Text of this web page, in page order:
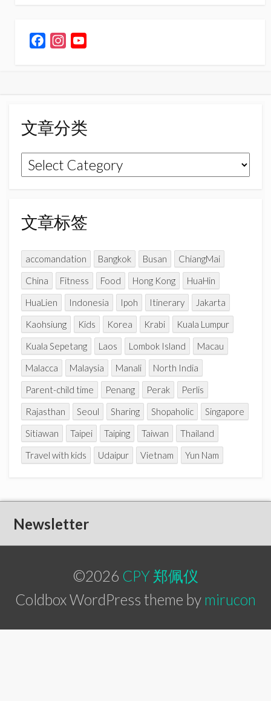
o
o
k
r
a
m
C
h
n
文章分类
文
章
类
文章标签
accomandation Bangkok Busan
ChiangMai
China
Fitness Food Hong Kong
HuaHin
HuaLien
Indonesia Ipoh Itinerary
Jakarta
Kaohsiung
Kids Korea Krabi
Kuala Lumpur
Kuala Sepetang
Laos Lombok Island
Macau
Malacca
Malaysia Manali
North India
Parent-child time
Penang Perak
Perlis
Rajasthan
Seoul Sharing Shopaholic
Singapore
Sitiawan
Taipei Taiping Taiwan
Thailand
Travel with kids
Udaipur Vietnam Yun Nam
Newsletter
©2026 CPY 郑佩仪
Coldbox WordPress theme by mirucon